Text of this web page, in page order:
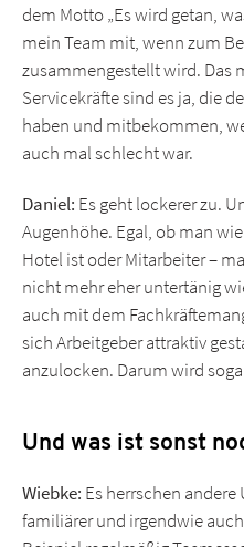
dem Motto „Es wird getan,
mein Team mit, wenn zum
zusammengestellt wird. Das
Servicekräfte sind es ja, die
haben und mitbekommen,
auch mal schlecht war.
Daniel: Es geht lockerer zu.
Augenhöhe. Egal, ob man
Hotel ist oder Mitarbeiter –
nicht mehr eher untertänig
auch mit dem
sich Arbeitgeber attraktiv
anzulocken. Darum wird
Und was ist sonst
Wiebke: Es herrschen
familiärer und irgendwie